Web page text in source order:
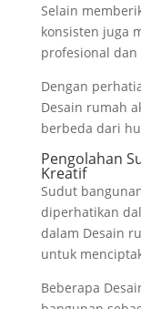
Selain
konsisten juga
profesional
Dengan
Desain rumah
berbeda dari
Pengolahan
Kreatif
Sudut
diperhatikan
dalam Desain
untuk
Beberapa